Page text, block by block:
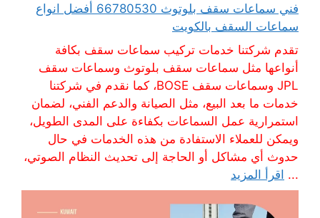
فني سماعات سقف بلوتوث 66780530 أفضل انواع
سماعات السقف بالكويت
تقدم شركتنا خدمات تركيب سماعات سقف بكافة
أنواعها مثل سماعات سقف بلوتوث وسماعات سقف
JPL وسماعات سقف BOSE، كما نقدم في شركتنا
خدمات ما بعد البيع، مثل الصيانة والدعم الفني، لضمان
استمرارية عمل السماعات بكفاءة على المدى الطويل،
ويمكن للعملاء الاستفادة من هذه الخدمات في حال
حدوث أي مشاكل أو الحاجة إلى تحديث النظام الصوتي،
... اقرأ المزيد